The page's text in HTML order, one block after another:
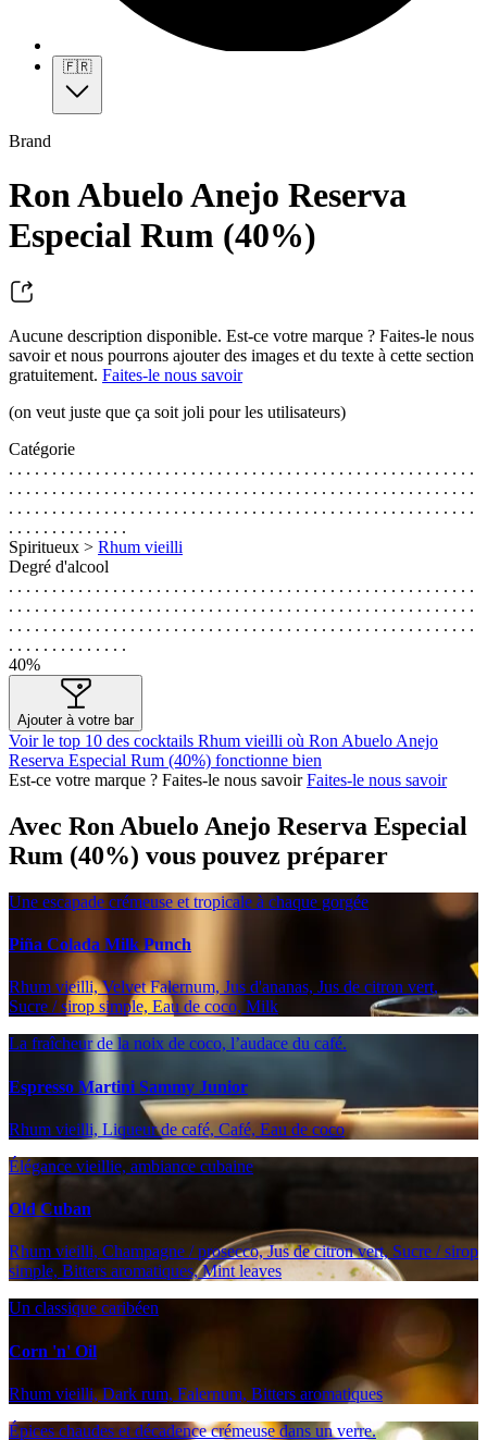
🇫🇷
Brand
Ron Abuelo Anejo Reserva
Especial Rum (40%)
Aucune description disponible. Est-ce votre marque ? Faites-le nous
savoir et nous pourrons ajouter des images et du texte à cette section
gratuitement. Faites-le nous savoir
(on veut juste que ça soit joli pour les utilisateurs)
Catégorie
. . . . . . . . . . . . . . . . . . . . . . . . . . . . . . . . . . . . . . . . . . . . . . . . . . . . . .
. . . . . . . . . . . . . . . . . . . . . . . . . . . . . . . . . . . . . . . . . . . . . . . . . . . . . .
. . . . . . . . . . . . . . . . . . . . . . . . . . . . . . . . . . . . . . . . . . . . . . . . . . . . . .
. . . . . . . . . . . . . .
Spiritueux > Rhum vieilli
Degré d'alcool
. . . . . . . . . . . . . . . . . . . . . . . . . . . . . . . . . . . . . . . . . . . . . . . . . . . . . .
. . . . . . . . . . . . . . . . . . . . . . . . . . . . . . . . . . . . . . . . . . . . . . . . . . . . . .
. . . . . . . . . . . . . . . . . . . . . . . . . . . . . . . . . . . . . . . . . . . . . . . . . . . . . .
. . . . . . . . . . . . . .
40%
Ajouter à votre bar
Voir le top 10 des cocktails Rhum vieilli où Ron Abuelo Anejo
Reserva Especial Rum (40%) fonctionne bien
Est-ce votre marque ? Faites-le nous savoirFaites-le nous savoir
Avec Ron Abuelo Anejo Reserva Especial
Rum (40%) vous pouvez préparer
Une escapade crémeuse et tropicale à chaque gorgée
Piña Colada Milk Punch
Rhum vieilli, Velvet Falernum, Jus d'ananas, Jus de citron vert,
Sucre / sirop simple, Eau de coco, Milk
La fraîcheur de la noix de coco, l’audace du café.
Espresso Martini Sammy Junior
Rhum vieilli, Liqueur de café, Café, Eau de coco
Élégance vieillie, ambiance cubaine
Old Cuban
Rhum vieilli, Champagne / prosecco, Jus de citron vert, Sucre / sirop
simple, Bitters aromatiques, Mint leaves
Un classique caribéen
Corn 'n' Oil
Rhum vieilli, Dark rum, Falernum, Bitters aromatiques
Épices chaudes et décadence crémeuse dans un verre.